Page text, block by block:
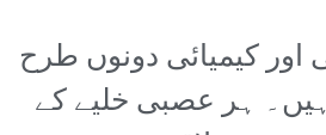
کیمیائی دونوں طرح
ہر عصبی خلیے کے